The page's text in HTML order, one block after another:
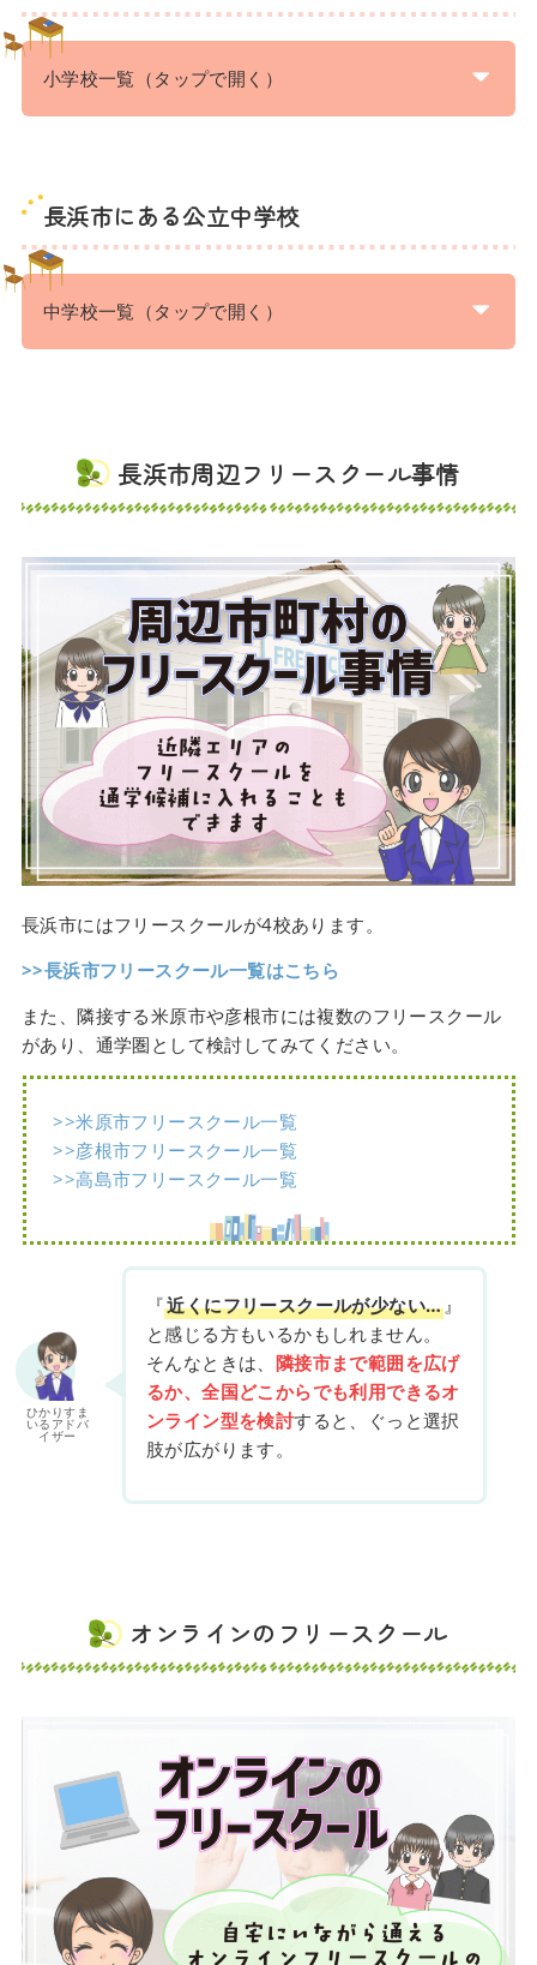
小学校一覧（タップで開く）
長浜市にある公立中学校
中学校一覧（タップで開く）
長浜市周辺フリースクール事情
長浜市にはフリースクールが4校あります。
>>長浜市フリースクール一覧はこちら
また、隣接する米原市や彦根市には複数のフリースクール
があり、通学圏として検討してみてください。
>>米原市フリースクール一覧
>>彦根市フリースクール一覧
>>高島市フリースクール一覧
ひかりすま
いるアドバ
イザー
『近くにフリースクールが少ない…』
と感じる方もいるかもしれません。
そんなときは、 隣接市まで範囲を広げ
るか、全国どこからでも利用できるオ
ンライン型を検討すると、ぐっと選択
肢が広がります。
オンラインのフリースクール